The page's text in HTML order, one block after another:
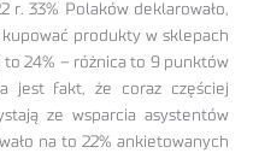
r. 33% Polaków deklarowało,
produkty w sklepach
to 24% – różnica to 9 punktów
jest fakt, że coraz częściej
ze wsparcia asystentów
na to 22% ankietowanych